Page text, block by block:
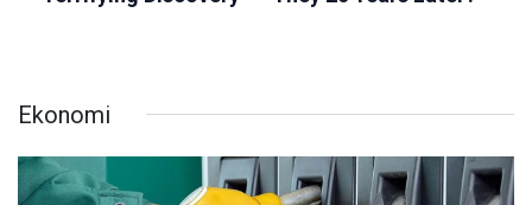
Ekonomi